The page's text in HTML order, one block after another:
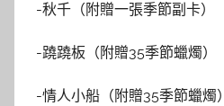
-秋千（附贈一張季節副卡）
-蹺蹺板（附贈35季節蠟燭）
-情人小船（附贈35季節蠟燭）